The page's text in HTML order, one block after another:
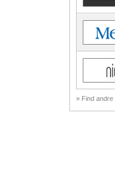
» Find andre